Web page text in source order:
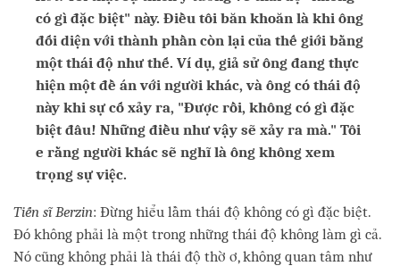
có gì đặc biệt" này. Điều tôi băn khoăn là khi ông
đối diện với thành phần còn lại của thế giới bằng
một thái độ như thế. Ví dụ, giả sử ông đang thực
hiện một đề án với người khác, và ông có thái độ
này khi sự cố xảy ra, "Được rồi, không có gì đặc
biệt đâu! Những điều như vậy sẽ xảy ra mà." Tôi
e rằng người khác sẽ nghĩ là ông không xem
trọng sự việc.
Tiến sĩ Berzin: Đừng hiểu lầm thái độ không có gì đặc biệt.
Đó không phải là một trong những thái độ không làm gì cả.
Nó cũng không phải là thái độ thờ ơ, không quan tâm như